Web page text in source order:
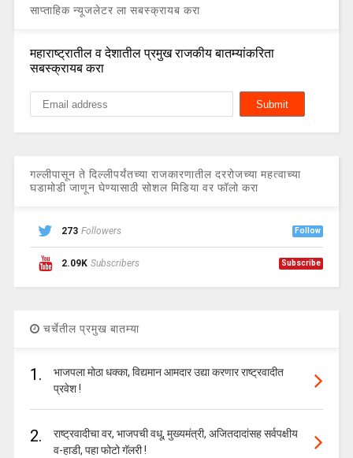
साप्ताहिक न्यूजलेटर ला सबस्क्रायब करा
महाराष्ट्रातील व देशातील प्रमुख राजकीय बातम्यांकरिता
सबस्क्रायब करा
गल्लीपासून ते दिल्लीपर्यंतच्या राजकारणातील दररोजच्या महत्वाच्या
घडामोडी जाणून घेण्यासाठी सोशल मिडिया वर फॉलो करा
273 Followers Follow
2.09K Subscribers Subscribe
चर्चेतील प्रमुख बातम्या
1.
भाजपला मोठा धक्का, विद्यमान आमदार उद्या करणार राष्ट्रवादीत
प्रवेश !
2.
राष्ट्रवादीचा वर, भाजपची वधू, मुख्यमंत्री, अजितदादांसह सर्वपक्षीय
व-हाडी, पहा फोटो गॅलरी !